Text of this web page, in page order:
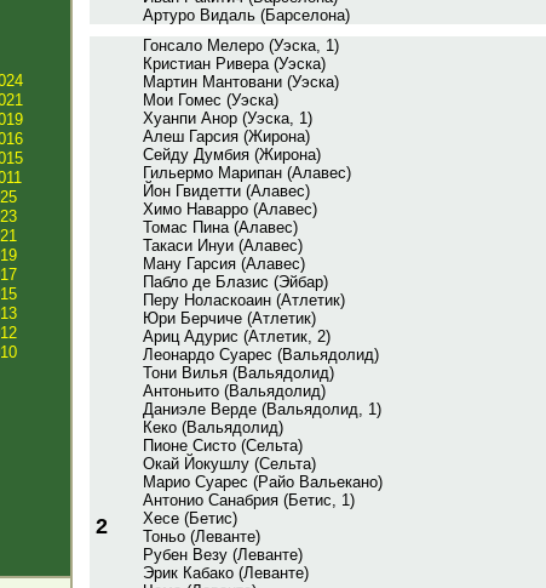
Артуро Видаль (Барселона)
2
Гонсало Мелеро (Уэска, 1)
Кристиан Ривера (Уэска)
Мартин Мантовани (Уэска)
Мои Гомес (Уэска)
Хуанпи Анор (Уэска, 1)
Алеш Гарсия (Жирона)
Сейду Думбия (Жирона)
Гильермо Марипан (Алавес)
Йон Гвидетти (Алавес)
Химо Наварро (Алавес)
Томас Пина (Алавес)
Такаси Инуи (Алавес)
Ману Гарсия (Алавес)
Пабло де Блазис (Эйбар)
Перу Ноласкоаин (Атлетик)
Юри Берчиче (Атлетик)
Ариц Адурис (Атлетик, 2)
Леонардо Суарес (Вальядолид)
Тони Вилья (Вальядолид)
Антоньито (Вальядолид)
Даниэле Верде (Вальядолид, 1)
Кеко (Вальядолид)
Пионе Систо (Сельта)
Окай Йокушлу (Сельта)
Марио Суарес (Райо Вальекано)
Антонио Санабрия (Бетис, 1)
Хесе (Бетис)
Тоньо (Леванте)
Рубен Везу (Леванте)
Эрик Кабако (Леванте)